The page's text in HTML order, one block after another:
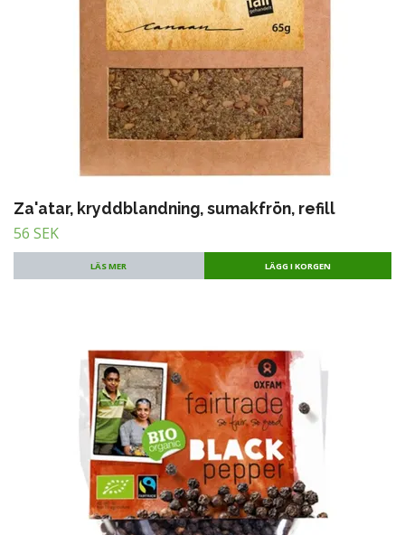
Za'atar, kryddblandning, sumakfrön, refill
56 SEK
LÄS MER